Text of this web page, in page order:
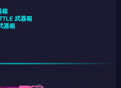
箱
武器箱
器箱